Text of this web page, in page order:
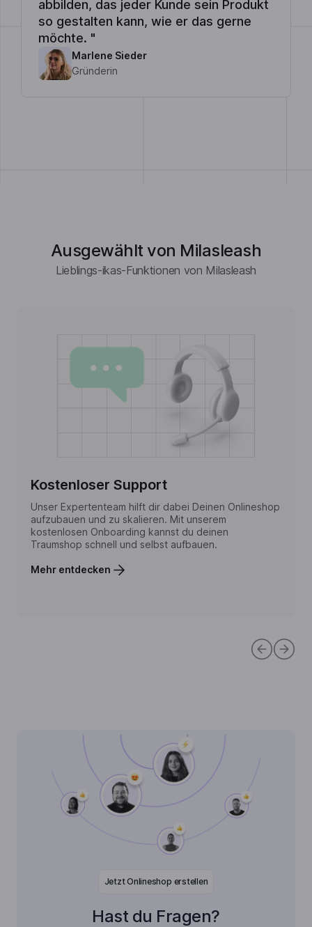
Marlene Sieder
Gründerin
abbilden, das jeder Kunde sein Produkt
so gestalten kann, wie er das gerne
möchte. "
Ausgewählt von Milasleash
Lieblings-ikas-Funktionen von Milasleash
Kostenloser Support
Unser Expertenteam hilft dir dabei Deinen Onlineshop
aufzubauen und zu skalieren. Mit unserem
kostenlosen Onboarding kannst du deinen
Traumshop schnell und selbst aufbauen.
Mehr entdecken
Jetzt Onlineshop erstellen
Hast du Fragen?